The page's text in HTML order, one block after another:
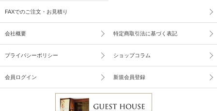
FAXでのご注文・お見積り
会社概要 特定商取引法に基づく表記
プライバシーポリシー ショップコラム
会員ログイン 新規会員登録